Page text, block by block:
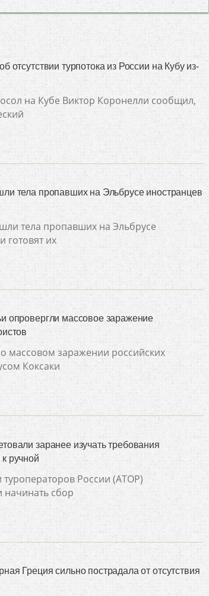
отсутствии турпотока из России на Кубу из-
на Кубе Виктор Коронелли сообщил,
тела пропавших на Эльбрусе иностранцев
тела пропавших на Эльбрусе
готовят их
опровергли массовое заражение
массовом заражении российских
Коксаки
заранее изучать требования
ручной
туроператоров России (АТОР)
начинать сбор
Греция сильно пострадала от отсутствия